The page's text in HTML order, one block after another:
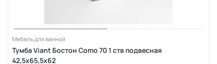
Мебель для ванной
Тумба Viant Бостон Como 70 1 ств подвесная
42,5х65,5х62